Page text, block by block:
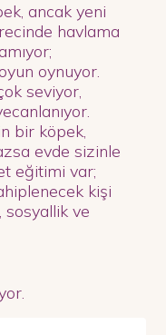
ancak yeni
havlama
oynuyor.
seviyor,
bir köpek,
evde sizinle
eğitimi var;
kişi
sosyallik ve